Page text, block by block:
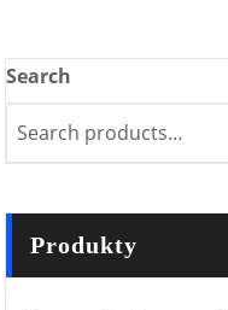
Search
Produkty